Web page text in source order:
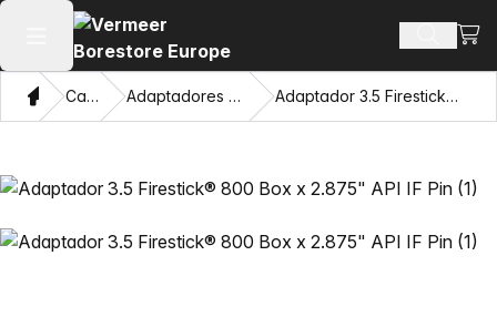
Abrir menu principal Busca
Ver
CasaCatálogo Adaptadores e Olhos Puxadores Adaptador 3.5 Firestick® 800 Box x 2.875" API IF Pin